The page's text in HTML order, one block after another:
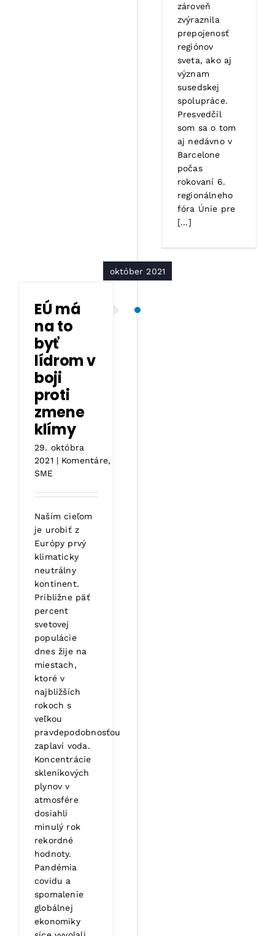
zároveň
zvýraznila
prepojenosť
regiónov
sveta, ako aj
význam
susedskej
spolupráce.
Presvedčil
som sa o tom
aj nedávno v
Barcelone
počas
rokovaní 6.
regionálneho
fóra Únie pre
[...]
október 2021
EÚ má
na to
byť
lídrom v
boji
proti
zmene
klímy
29. októbra
2021 | Komentáre,
SME
Naším cieľom
je urobiť z
Európy prvý
klimaticky
neutrálny
kontinent.
Približne päť
percent
svetovej
populácie
dnes žije na
miestach,
ktoré v
najbližších
rokoch s
veľkou
pravdepodobnosťou
zaplaví voda.
Koncentrácie
skleníkových
plynov v
atmosfére
dosiahli
minulý rok
rekordné
hodnoty.
Pandémia
covidu a
spomalenie
globálnej
ekonomiky